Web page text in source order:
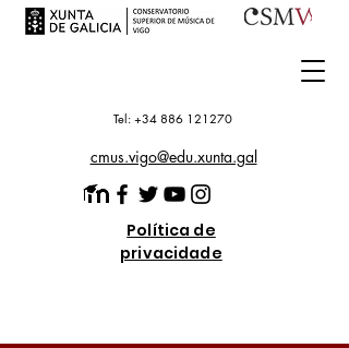
Tel: +34 886 121270
cmus.vigo@edu.xunta.gal
Política de
privacidade